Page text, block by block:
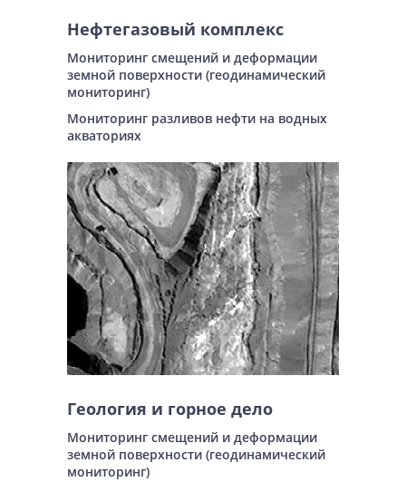
Нефтегазовый комплекс
Мониторинг смещений и деформации
земной поверхности (геодинамический
мониторинг)
Мониторинг разливов нефти на водных
акваториях
Геология и горное дело
Мониторинг смещений и деформации
земной поверхности (геодинамический
мониторинг)